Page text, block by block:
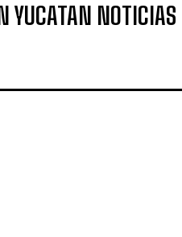
YUCATAN NOTICIAS